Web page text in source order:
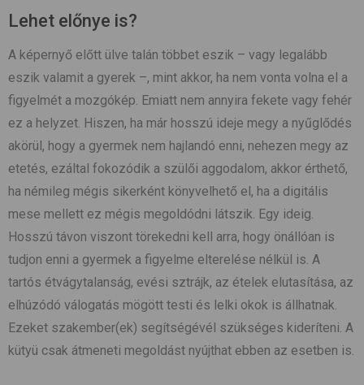
Lehet előnye is?
A képernyő előtt ülve talán többet eszik – vagy legalább
eszik valamit a gyerek –, mint akkor, ha nem vonta volna el a
figyelmét a mozgókép. Emiatt nem annyira fekete vagy fehér
ez a helyzet. Hiszen, ha már hosszú ideje megy a nyűglődés
akörül, hogy a gyermek nem hajlandó enni, nehezen megy az
etetés, ezáltal fokozódik a szülői aggodalom, akkor érthető,
ha némileg mégis sikerként könyvelhető el, ha a digitális
mese mellett ez mégis megoldódni látszik. Egy ideig.
Hosszú távon viszont törekedni kell arra, hogy önállóan is
tudjon enni a gyermek a figyelme elterelése nélkül is. A
tartós étvágytalanság, evési sztrájk, az ételek elutasítása, az
elhúzódó válogatás mögött testi és lelki okok is állhatnak.
Ezeket szakember(ek) segítségévél szükséges kideríteni. A
kütyü csak átmeneti megoldást nyújthat ebben az esetben is.